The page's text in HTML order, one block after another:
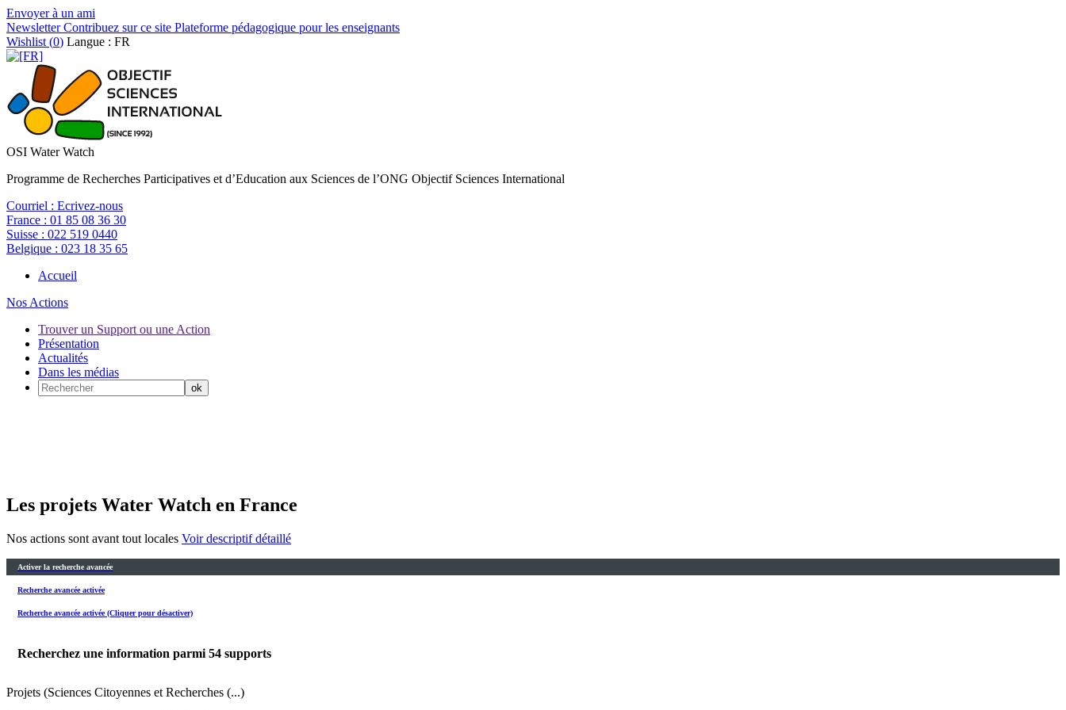
Envoyer à un ami
NewsletterContribuez sur ce site Plateforme pédagogique pour les enseignants
Wishlist (0) Langue : FR
OSI Water Watch
Programme de Recherches Participatives et d’Education aux Sciences de l’ONG Objectif Sciences International
Courriel : Ecrivez-nous
France : 01 85 08 36 30
Suisse : 022 519 0440
Belgique : 023 18 35 65
Accueil
Nos Actions
Trouver un Support ou une Action
Présentation
Actualités
Dans les médias
Les projets Water Watch en France
Nos actions sont avant tout locales Voir descriptif détaillé
Activer la recherche avancée
Recherche avancée activée
Recherche avancée activée (Cliquer pour désactiver)
Recherchez une information parmi 54 supports
Projets (Sciences Citoyennes et Recherches (...)